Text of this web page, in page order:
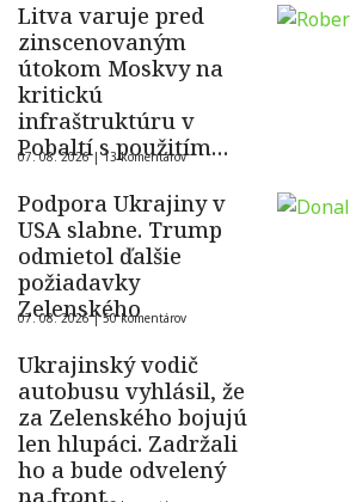
Litva varuje pred
zinscenovaným
útokom Moskvy na
kritickú
infraštruktúru v
Pobaltí s použitím
ukrajinského dronu
07. 08. 2026 |13 komentárov
Podpora Ukrajiny v
USA slabne. Trump
odmietol ďalšie
požiadavky
Zelenského
07. 08. 2026 |50 komentárov
Ukrajinský vodič
autobusu vyhlásil, že
za Zelenského bojujú
len hlupáci. Zadržali
ho a bude odvelený
na front